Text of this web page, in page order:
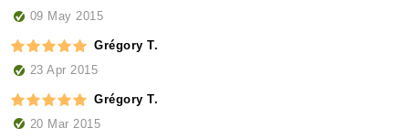
09 May 2015
Grégory T.
23 Apr 2015
Grégory T.
20 Mar 2015